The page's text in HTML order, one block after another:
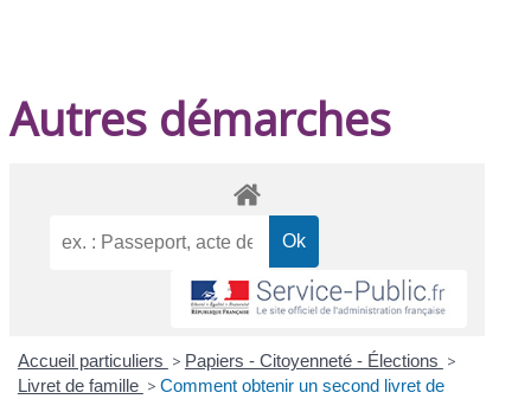
Autres démarches
Accueil particuliers > Papiers - Citoyenneté - Élections >
Livret de famille > Comment obtenir un second livret de